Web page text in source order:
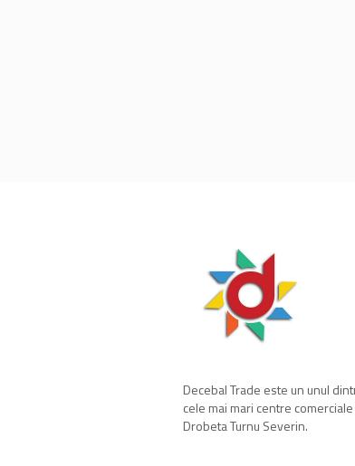
Decebal Trade este un unul
cele mai mari centre
Drobeta Turnu Severin.